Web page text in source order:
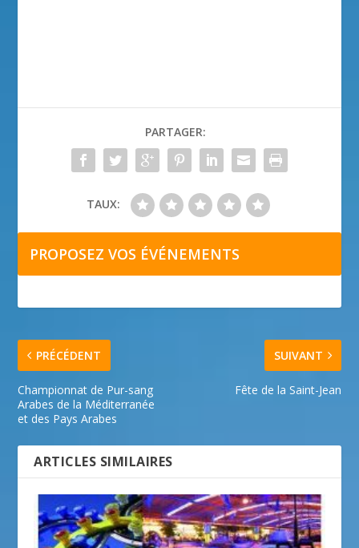
PARTAGER:
TAUX:
PROPOSEZ VOS ÉVÉNEMENTS
PRÉCÉDENT
Championnat de Pur-sang
Arabes de la Méditerranée
et des Pays Arabes
SUIVANT
Fête de la Saint-Jean
ARTICLES SIMILAIRES